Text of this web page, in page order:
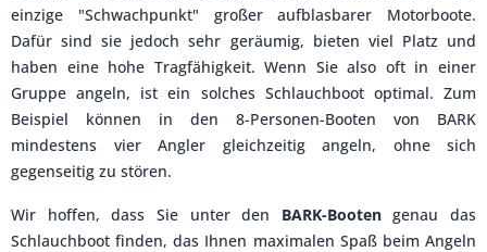
einzige "Schwachpunkt" großer aufblasbarer Motorboote.
Dafür sind sie jedoch sehr geräumig, bieten viel Platz und
haben eine hohe Tragfähigkeit. Wenn Sie also oft in einer
Gruppe angeln, ist ein solches Schlauchboot optimal. Zum
Beispiel können in den 8-Personen-Booten von BARK
mindestens vier Angler gleichzeitig angeln, ohne sich
gegenseitig zu stören.
Wir hoffen, dass Sie unter den BARK-Bootengenau das
Schlauchboot finden, das Ihnen maximalen Spaß beim Angeln